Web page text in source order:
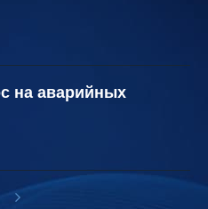
на аварийных